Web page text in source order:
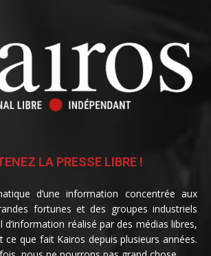
LA PRESSE LIBRE !
d’une information concentrée aux
fortunes et des groupes industriels
d’information réalisé par des médias libres,
ce que fait Kairos depuis plusieurs années.